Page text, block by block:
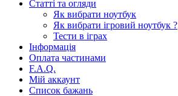
Статті та огляди
Як вибрати ноутбук
Як вибрати ігровий ноутбук ?
Тести в іграх
Інформація
Оплата частинами
F.A.Q.
Мій аккаунт
Список бажань